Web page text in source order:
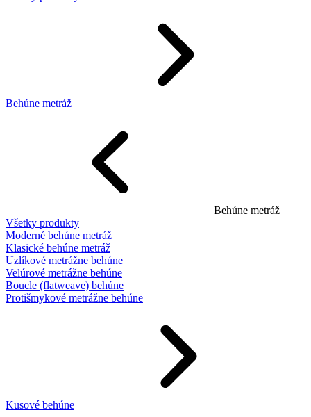
Behúne metráž
Behúne metráž
Všetky produkty
Moderné behúne metráž
Klasické behúne metráž
Uzlíkové metrážne behúne
Velúrové metrážne behúne
Boucle (flatweave) behúne
Protišmykové metrážne behúne
Kusové behúne